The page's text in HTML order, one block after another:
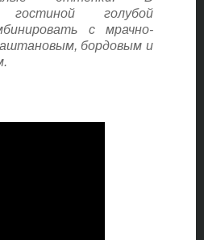
гостиной голубой
с мрачно-
бордовым и